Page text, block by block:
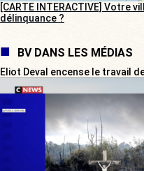
[CARTE INTERACTIVE] Votre
délinquance ?
BV DANS LES MÉDIAS
Eliot Deval encense le travail